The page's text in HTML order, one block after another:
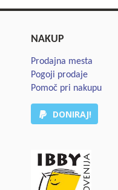
NAKUP
Prodajna mesta
Pogoji prodaje
Pomoč pri nakupu
DONIRAJ!